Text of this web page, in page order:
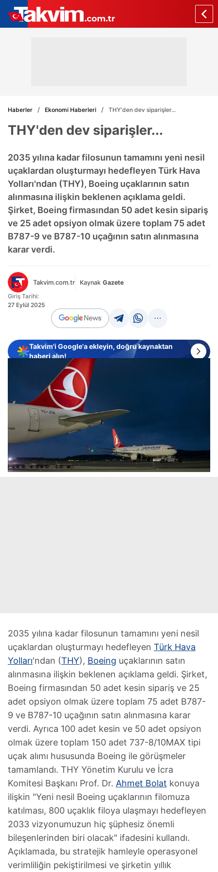
Haberler Ekonomi Haberleri THY'den dev siparişler...
THY'den dev siparişler...
2035 yılına kadar filosunun tamamını yeni nesil
uçaklardan oluşturmayı hedefleyen Türk Hava
Yolları'ndan (THY), Boeing uçaklarının satın
alınmasına ilişkin beklenen açıklama geldi.
Şirket, Boeing firmasından 50 adet kesin sipariş
ve 25 adet opsiyon olmak üzere toplam 75 adet
B787-9 ve B787-10 uçağının satın alınmasına
karar verdi.
Takvim.com.tr Kaynak Gazete
Giriş Tarihi:
27 Eylül 2025
Takvim'i Google'a ekleyin, doğru kaynaktan
haberi alın!
2035 yılına kadar filosunun tamamını yeni nesil
uçaklardan oluşturmayı hedefleyen Türk Hava
Yolları'ndan (THY), Boeing uçaklarının satın
alınmasına ilişkin beklenen açıklama geldi. Şirket,
Boeing firmasından 50 adet kesin sipariş ve 25
adet opsiyon olmak üzere toplam 75 adet B787-
9 ve B787-10 uçağının satın alınmasına karar
verdi. Ayrıca 100 adet kesin ve 50 adet opsiyon
olmak üzere toplam 150 adet 737-8/10MAX tipi
uçak alımı hususunda Boeing ile görüşmeler
tamamlandı. THY Yönetim Kurulu ve İcra
Komitesi Başkanı Prof. Dr. Ahmet Bolat konuya
ilişkin "Yeni nesil Boeing uçaklarının filomuza
katılması, 800 uçaklık filoya ulaşmayı hedefleyen
2033 vizyonumuzun hiç şüphesiz önemli
bileşenlerinden biri olacak" ifadesini kullandı.
Açıklamada, bu stratejik hamleyle operasyonel
verimliliğin pekiştirilmesi ve şirketin yıllık